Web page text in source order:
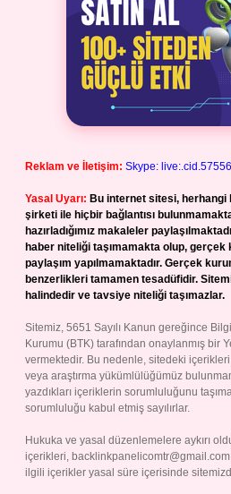
Reklam ve İletişim: Skype:
Yasal Uyarı: Bu internet sitesi, herhangi
şirketi ile hiçbir bağlantısı
hazırladığımız makaleler
haber niteliği taşımamakta olup,
paylaşım yapılmamaktadır. Gerçek
benzerlikleri tamamen tesadüfidir.
halindedir ve tavsiye niteliği taşımazlar.
Sitemiz, 5651 Sayılı Kanun gereğince
Kurumu (BTK) tarafından onaylanmış bir
vermektedir. Bu nedenle, sitedeki
veya araştırma yükümlülüğümüz
yazdıkları içeriklerin sorumluluğunu
sorumluluğu kabul etmiş sayılırlar.
Hukuka ve yasal düzenlemelere aykırı
içerikleri, backlinkpanelicomtr@gmail.com
ilgili içerikler yasal süre içerisinde